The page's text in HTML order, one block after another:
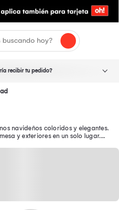
recibir tu pedido?
navideños coloridos y elegantes.
y exteriores en un solo lugar.